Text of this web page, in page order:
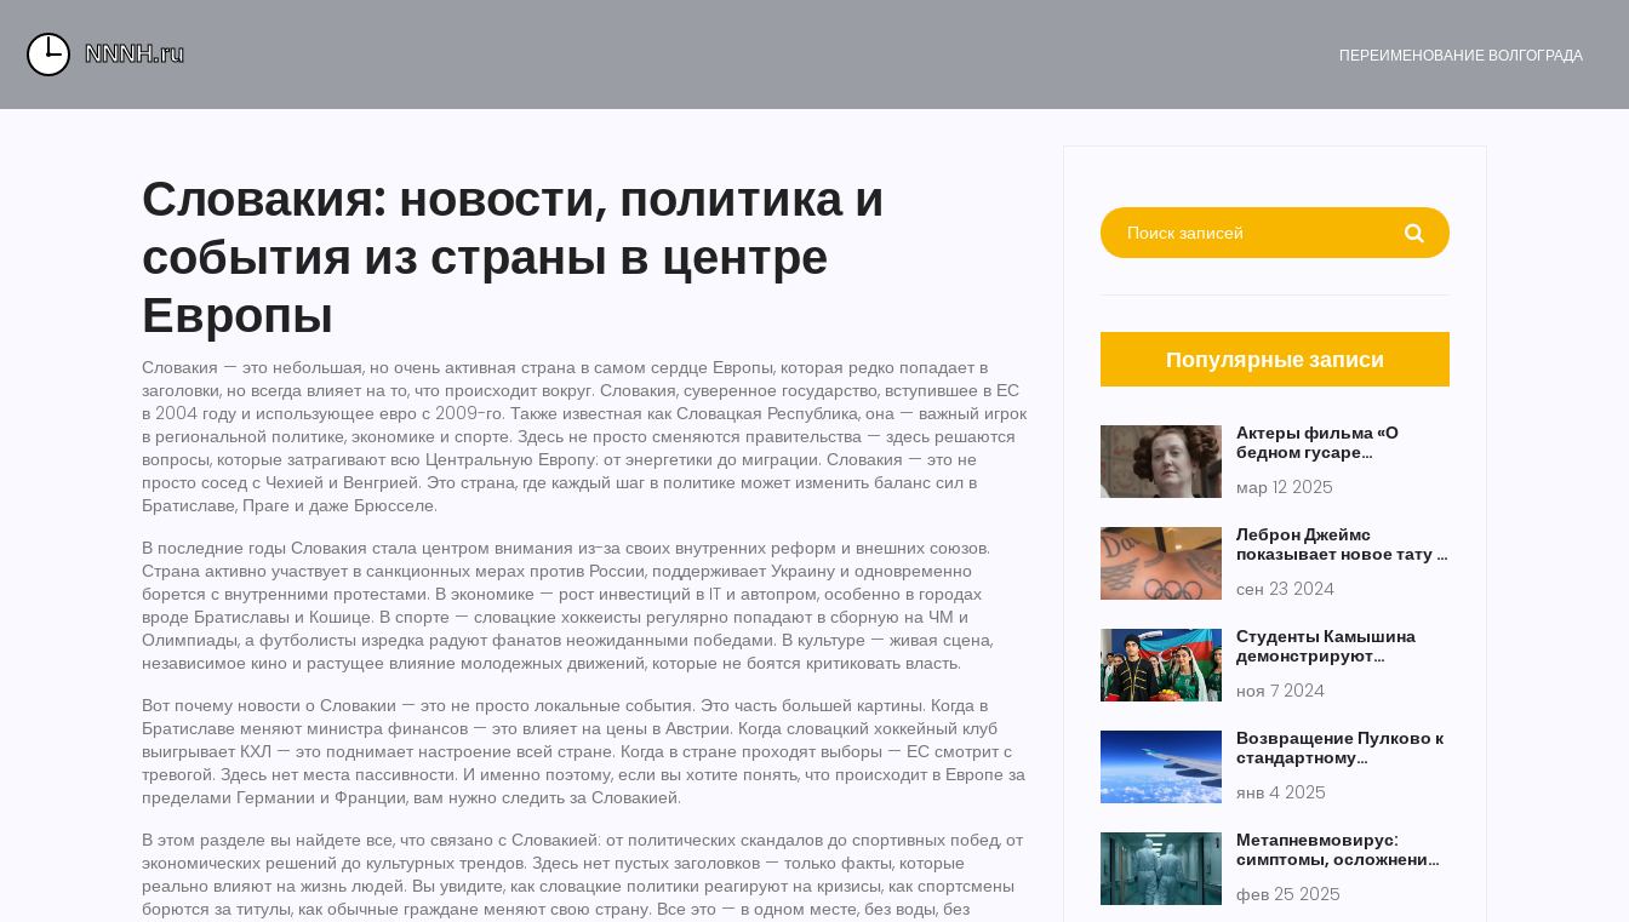
ПЕРЕИМЕНОВАНИЕ ВОЛГОГРАДА
Словакия: новости, политика и
события из страны в центре
Европы
Словакия — это небольшая, но очень активная страна в самом сердце Европы, которая редко попадает в
заголовки, но всегда влияет на то, что происходит вокруг. Словакия, суверенное государство, вступившее в ЕС
в 2004 году и использующее евро с 2009-го. Также известная как Словацкая Республика, она — важный игрок
в региональной политике, экономике и спорте. Здесь не просто сменяются правительства — здесь решаются
вопросы, которые затрагивают всю Центральную Европу: от энергетики до миграции. Словакия — это не
просто сосед с Чехией и Венгрией. Это страна, где каждый шаг в политике может изменить баланс сил в
Братиславе, Праге и даже Брюсселе.
В последние годы Словакия стала центром внимания из-за своих внутренних реформ и внешних союзов.
Страна активно участвует в санкционных мерах против России, поддерживает Украину и одновременно
борется с внутренними протестами. В экономике — рост инвестиций в IT и автопром, особенно в городах
вроде Братиславы и Кошице. В спорте — словацкие хоккеисты регулярно попадают в сборную на ЧМ и
Олимпиады, а футболисты изредка радуют фанатов неожиданными победами. В культуре — живая сцена,
независимое кино и растущее влияние молодежных движений, которые не боятся критиковать власть.
Вот почему новости о Словакии — это не просто локальные события. Это часть большей картины. Когда в
Братиславе меняют министра финансов — это влияет на цены в Австрии. Когда словацкий хоккейный клуб
выигрывает КХЛ — это поднимает настроение всей стране. Когда в стране проходят выборы — ЕС смотрит с
тревогой. Здесь нет места пассивности. И именно поэтому, если вы хотите понять, что происходит в Европе за
пределами Германии и Франции, вам нужно следить за Словакией.
В этом разделе вы найдете все, что связано с Словакией: от политических скандалов до спортивных побед, от
экономических решений до культурных трендов. Здесь нет пустых заголовков — только факты, которые
реально влияют на жизнь людей. Вы увидите, как словацкие политики реагируют на кризисы, как спортсмены
борются за титулы, как обычные граждане меняют свою страну. Все это — в одном месте, без воды, без
Популярные записи
Актеры фильма «О
бедном гусаре
которых с нами больше
мар 12 2025
Леброн Джеймс
показывает новое тату с
кольцами — символ
приверженности
сен 23 2024
Студенты Камышина
демонстрируют
национальностей
ноя 7 2024
Возвращение Пулково к
стандартному
значит для
янв 4 2025
Метапневмовирус:
симптомы, осложнения
фев 25 2025